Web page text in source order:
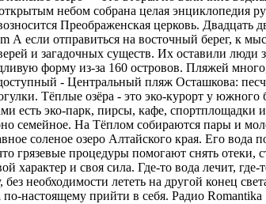
небом собрана целая энциклопедия
Преображенская церковь. Двадцать
если отправиться на восточный берег, к
и загадочных существ. Их оставили люди
форму из-за 160 островов. Пляжей
- Центральный пляж Осташкова:
Тёплые озёра - это эко-курорт у южного
есть эко-парк, пирсы, кафе, спортплощадки
семейное. На Тёплом собираются пары и
соленое озеро Алтайского края. Его вода
грязевые процедуры помогают снять
и своя сила. Где-то вода лечит,
необходимости лететь на другой конец
по-настоящему прийти в себя. Радио Romantika